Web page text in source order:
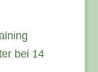
bei 14